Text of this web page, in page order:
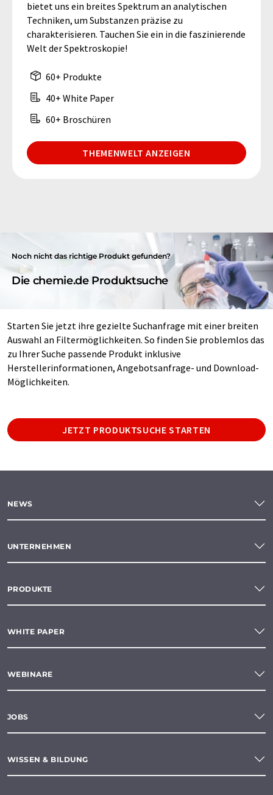
bietet uns ein breites Spektrum an analytischen
Techniken, um Substanzen präzise zu
charakterisieren. Tauchen Sie ein in die faszinierende
Welt der Spektroskopie!
60+ Produkte
40+ White Paper
60+ Broschüren
THEMENWELT ANZEIGEN
Noch nicht das richtige Produkt gefunden?
Die chemie.de Produktsuche
Starten Sie jetzt ihre gezielte Suchanfrage mit einer breiten
Auswahl an Filtermöglichkeiten. So finden Sie problemlos das
zu Ihrer Suche passende Produkt inklusive
Herstellerinformationen, Angebotsanfrage- und Download-
Möglichkeiten.
JETZT PRODUKTSUCHE STARTEN
NEWS
UNTERNEHMEN
PRODUKTE
WHITE PAPER
WEBINARE
JOBS
WISSEN & BILDUNG